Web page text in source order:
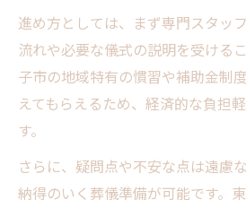
地元ならではの葬儀相談
心配ごとを減らす事前準
進め方としては、まず専門スタッ
流れや必要な儀式の説明を受ける
子市の地域特有の慣習や補助金制
えてもらえるため、経済的な負担
す。
さらに、疑問点や不安な点は遠慮
納得のいく葬儀準備が可能です。